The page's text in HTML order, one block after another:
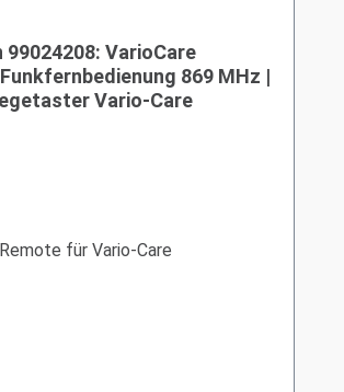
99024208: VarioCare
869 MHz |
Vario-Care
für Vario-Care